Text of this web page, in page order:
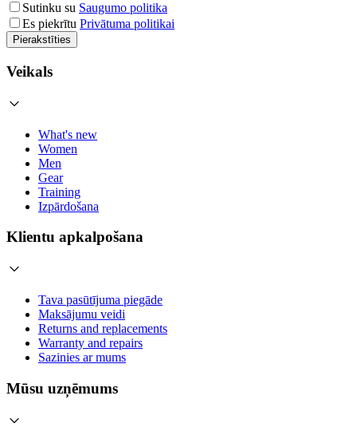
Sutinku su Saugumo politika
Es piekrītu Privātuma politikai
Pierakstīties
Veikals
What's new
Women
Men
Gear
Training
Izpārdošana
Klientu apkalpošana
Tava pasūtījuma piegāde
Maksājumu veidi
Returns and replacements
Warranty and repairs
Sazinies ar mums
Mūsu uzņēmums